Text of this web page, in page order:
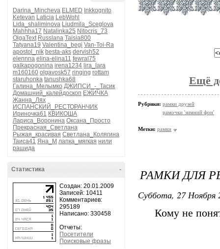
Darina_Mincheva ELMED Inkkognito
Ketevan Laticia LebWohl
Lida_shaliminova Liudmila_Sceglova
Mahhha17 Natalinka25 Nitocris_73
OlgaText Russlana Taisia800
Tatyana19 Valentina_begi Van-Toi-Ra
apostol_nik besta-aks dervish52
elennna elina-elina11 fewral75
galkapogonina irena1234 lira_lara
m160160 olgavosk57 ringing rottam
staruhonka tanushka68
Галина_Мелымко ДЖИПСИ_-_Тасик
Домашний_калейдоскоп ЕЖИЧКА
Жанна_Лях
ИСПАНСКИЙ_РЕСТОРАНЧИК
Ириночка61 КВИКОША
Лариса_Воронина Оксана_Просто
Прекрасная_Светлана
Рыжая_красивая Светлана_Колягина
Таиса41 Яна_М лапка_мягкая нили
рашида
-
Статистика
Создан: 20.01.2009
Записей: 10411
Комментариев:
295189
Написано: 330458
Отчеты:
Посетители
Поисковые фразы
Ещё
Рубрики: рамки друзей
рамочки 'зимний фон'
Метки: рамки
РАМКИ ДЛЯ
Суббота, 27 Ноября
Кому не